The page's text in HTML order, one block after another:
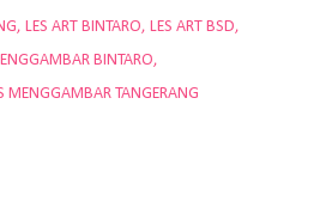
LES ART BINTARO
LES ART BSD
BINTARO
MENGGAMBAR TANGERANG